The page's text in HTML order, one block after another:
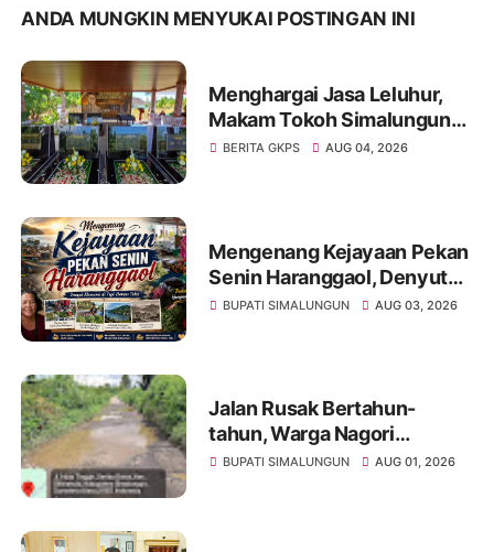
ANDA MUNGKIN MENYUKAI POSTINGAN INI
Menghargai Jasa Leluhur,
Makam Tokoh Simalungun
dr. Djasamen Saragih Resmi
BERITA GKPS AUG 04, 2026
Mengenang Kejayaan Pekan
Senin Haranggaol, Denyut
Ekonomi di Tepi Danau Toba
BUPATI SIMALUNGUN AUG 03, 2026
Jalan Rusak Bertahun-
tahun, Warga Nagori
Sibangun Mariah Bergotong
BUPATI SIMALUNGUN AUG 01, 2026